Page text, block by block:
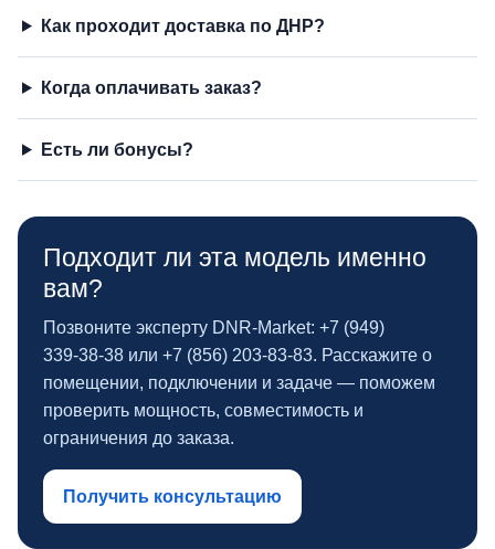
Как проходит доставка по ДНР?
Когда оплачивать заказ?
Есть ли бонусы?
Подходит ли эта модель именно
вам?
Позвоните эксперту DNR‑Market: +7 (949)
339‑38‑38 или +7 (856) 203‑83‑83. Расскажите о
помещении, подключении и задаче — поможем
проверить мощность, совместимость и
ограничения до заказа.
Получить консультацию